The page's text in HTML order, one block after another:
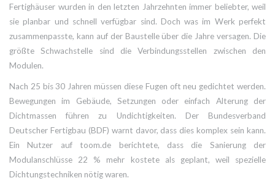
Fertighäuser wurden in den letzten Jahrzehnten immer beliebter, weil
sie planbar und schnell verfügbar sind. Doch was im Werk perfekt
zusammenpasste, kann auf der Baustelle über die Jahre versagen. Die
größte Schwachstelle sind die Verbindungsstellen zwischen den
Modulen.
Nach 25 bis 30 Jahren müssen diese Fugen oft neu gedichtet werden.
Bewegungen im Gebäude, Setzungen oder einfach Alterung der
Dichtmassen führen zu Undichtigkeiten. Der Bundesverband
Deutscher Fertigbau (BDF) warnt davor, dass dies komplex sein kann.
Ein Nutzer auf toom.de berichtete, dass die Sanierung der
Modulanschlüsse 22 % mehr kostete als geplant, weil spezielle
Dichtungstechniken nötig waren.